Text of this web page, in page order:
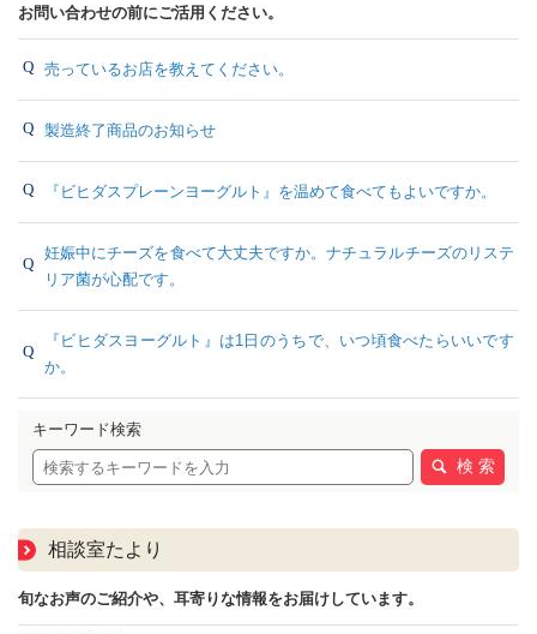
お問い合わせの前にご活用ください。
売っているお店を教えてください。
製造終了商品のお知らせ
『ビヒダスプレーンヨーグルト』を温めて食べてもよいですか。
妊娠中にチーズを食べて大丈夫ですか。ナチュラルチーズのリステ
リア菌が心配です。
『ビヒダスヨーグルト』は1日のうちで、いつ頃食べたらいいです
か。
キーワード検索
検 索
相談室たより
旬なお声のご紹介や、耳寄りな情報をお届けしています。